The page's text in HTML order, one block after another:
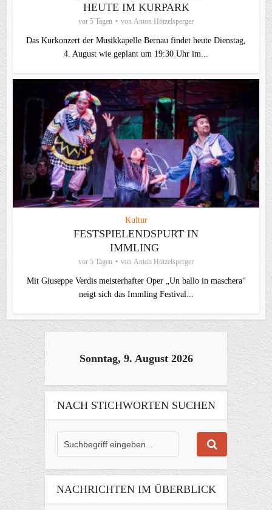
HEUTE IM KURPARK
vor 5 Tagen von Anton Hötzelsperger
Das Kurkonzert der Musikkapelle Bernau findet heute Dienstag,
4. August wie geplant um 19:30 Uhr im...
Kultur
FESTSPIELENDSPURT IN
IMMLING
vor 5 Tagen von Anton Hötzelsperger
Mit Giuseppe Verdis meisterhafter Oper „Un ballo in maschera“
neigt sich das Immling Festival...
Sonntag, 9. August 2026
NACH STICHWORTEN SUCHEN
NACHRICHTEN IM ÜBERBLICK